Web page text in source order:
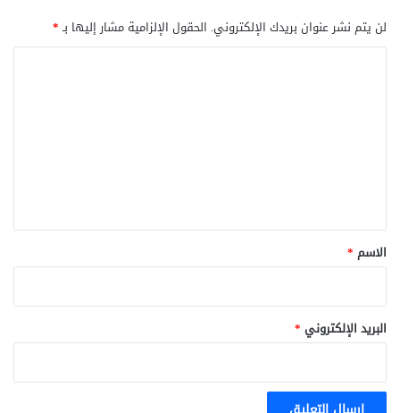
لن يتم نشر عنوان بريدك الإلكتروني. الحقول الإلزامية مشار إليها بـ*
*
الاسم *
البريد الإلكتروني *